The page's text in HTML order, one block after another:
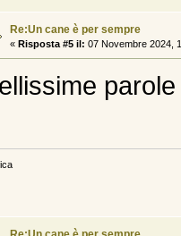
Re:Un cane è per sempre
« Risposta #5 il: 07 Novembre 2024,